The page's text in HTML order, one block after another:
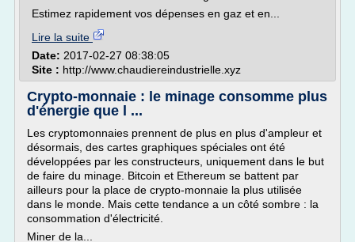
Estimez rapidement vos dépenses en gaz et en...
Lire la suite
Date: 2017-02-27 08:38:05
Site : http://www.chaudiereindustrielle.xyz
Crypto-monnaie : le minage consomme plus
d'énergie que l ...
Les cryptomonnaies prennent de plus en plus d'ampleur et
désormais, des cartes graphiques spéciales ont été
développées par les constructeurs, uniquement dans le but
de faire du minage. Bitcoin et Ethereum se battent par
ailleurs pour la place de crypto-monnaie la plus utilisée
dans le monde. Mais cette tendance a un côté sombre : la
consommation d'électricité.
Miner de la...